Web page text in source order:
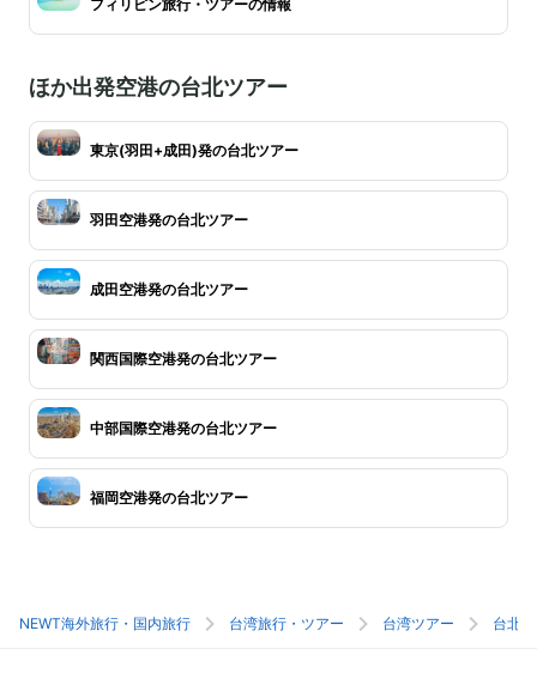
フィリピン旅行・ツアーの情報
ほか出発空港の台北ツアー
東京(羽田+成田)発の台北ツアー
羽田空港発の台北ツアー
成田空港発の台北ツアー
関西国際空港発の台北ツアー
中部国際空港発の台北ツアー
福岡空港発の台北ツアー
NEWT海外旅行・国内旅行 台湾旅行・ツアー 台湾ツアー 台北